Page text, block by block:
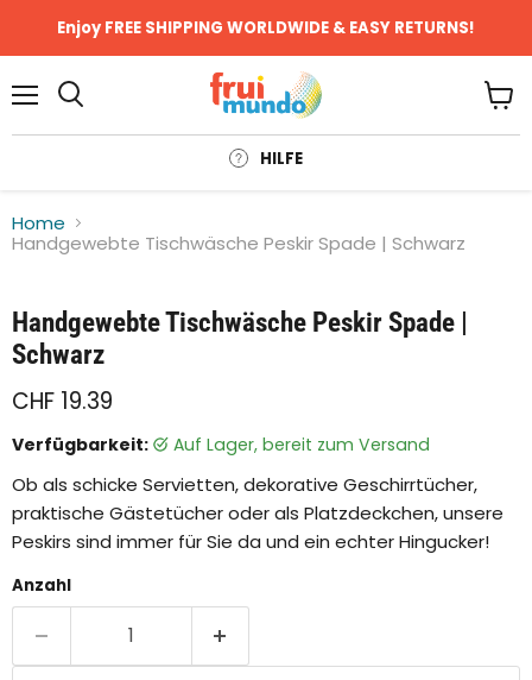
Enjoy FREE SHIPPING WORLDWIDE & EASY RETURNS!
HILFE
Home
Handgewebte Tischwäsche Peskir Spade | Schwarz
Klicken oder scrollen, um zu Zoomen
Handgewebte Tischwäsche Peskir Spade |
Schwarz
CHF 19.39
Verfügbarkeit: auf Lager, bereit zum Versand
Ob als schicke Servietten, dekorative Geschirrtücher,
praktische Gästetücher oder als Platzdeckchen, unsere
Peskirs sind immer für Sie da und ein echter Hingucker!
Anzahl